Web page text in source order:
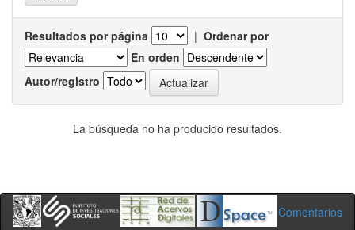
Resultados por página | Ordenar por
En orden
Autor/registro
La búsqueda no ha producido resultados.
Comentarios